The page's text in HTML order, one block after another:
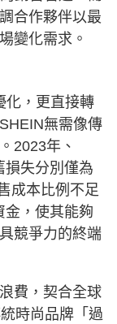
合作夥伴以最
變化需求。
化，更直接轉
無需像傳
2023年、
損失分別僅為
成本比例不足
金，使其能夠
競爭力的終端
費，契合全球
時尚品牌「過